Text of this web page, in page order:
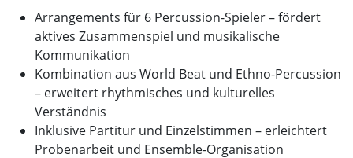
Arrangements für 6 Percussion-Spieler – fördert
aktives Zusammenspiel und musikalische
Kommunikation
Kombination aus World Beat und Ethno-Percussion
– erweitert rhythmisches und kulturelles
Verständnis
Inklusive Partitur und Einzelstimmen – erleichtert
Probenarbeit und Ensemble-Organisation